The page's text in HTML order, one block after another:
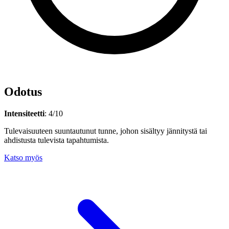
Odotus
Intensiteetti: 4/10
Tulevaisuuteen suuntautunut tunne, johon sisältyy jännitystä tai
ahdistusta tulevista tapahtumista.
Katso myös